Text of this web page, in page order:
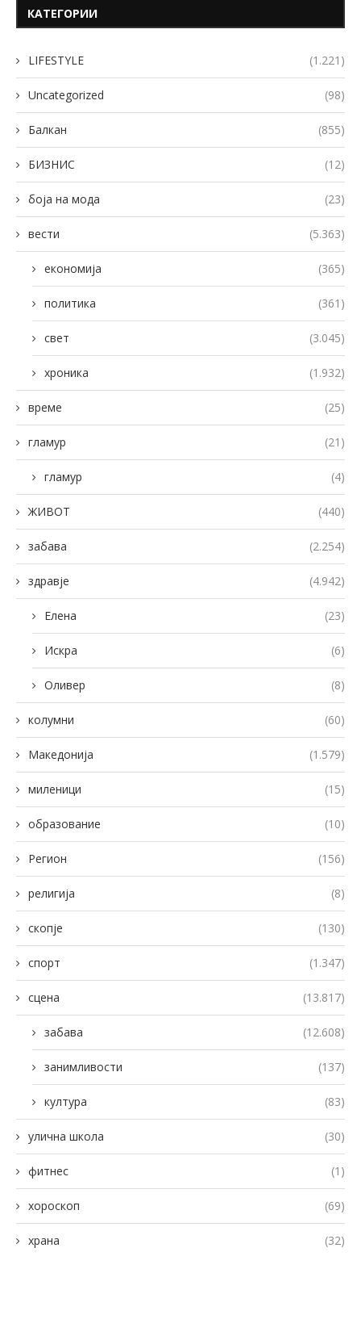
КАТЕГОРИИ
LIFESTYLE (1.221)
Uncategorized (98)
Балкан (855)
БИЗНИС (12)
боја на мода (23)
вести (5.363)
економија (365)
политика (361)
свет (3.045)
хроника (1.932)
време (25)
гламур (21)
гламур (4)
ЖИВОТ (440)
забава (2.254)
здравје (4.942)
Елена (23)
Искра (6)
Оливер (8)
колумни (60)
Македонија (1.579)
миленици (15)
образование (10)
Регион (156)
религија (8)
скопје (130)
спорт (1.347)
сцена (13.817)
забава (12.608)
занимливости (137)
култура (83)
улична школа (30)
фитнес (1)
хороскоп (69)
храна (32)